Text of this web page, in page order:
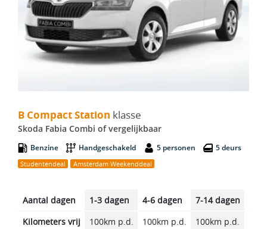
B Compact Station klasse
Skoda Fabia Combi of vergelijkbaar
Benzine Handgeschakeld 5 personen 5 deurs
Studentendeal Amsterdam Weekenddeal
Aantal dagen 1-3 dagen 4-6 dagen 7-14 dagen
Kilometers vrij
100km p.d. 100km p.d. 100km p.d.